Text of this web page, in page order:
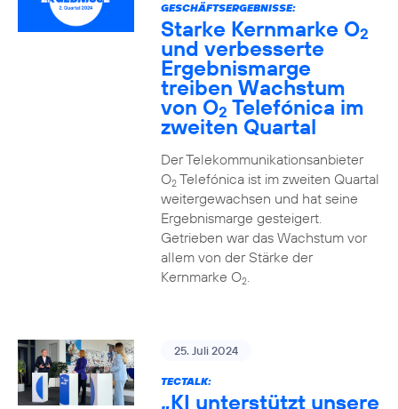
GESCHÄFTSERGEBNISSE:
Starke Kernmarke O2
und verbesserte
Ergebnismarge
treiben Wachstum
von O2 Telefónica im
zweiten Quartal
Der Telekommunikationsanbieter
O2Telefónica ist im zweiten Quartal
weitergewachsen und hat seine
Ergebnismarge gesteigert.
Getrieben war das Wachstum vor
allem von der Stärke der
Kernmarke O2.
25. Juli 2024
TECTALK:
„KI unterstützt unsere